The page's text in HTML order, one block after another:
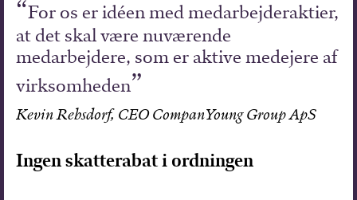
For os er idéen med medarbejderaktier,
at det skal være nuværende
medarbejdere, som er aktive medejere af
virksomheden
Kevin Rebsdorf, CEO CompanYoung Group ApS
Ingen skatterabat i ordningen